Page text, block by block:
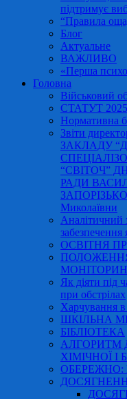
підтримує
“Правила
Блог
Актуальне
ВАЖЛИВО
«Перша
Головна
Військовий
СТАТУТ 2025
Нормативна
Звіти
ЗАКЛАДУ
“СВІТОЧ”
РАДИ
Миколаївни
Аналітичний
забезпечення
ОСВІТНЯ
Як діяти під
при обстрілах
Харчування в
ШКІЛЬНА
БІБЛІОТЕКА
АЛГОРИТМ
ХІМІЧНОЇ І
ОБЕРЕЖНО: